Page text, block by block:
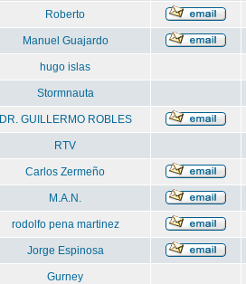
Roberto
Manuel Guajardo
hugo islas
Stormnauta
DR. GUILLERMO ROBLES
RTV
Carlos Zermeño
M.A.N.
rodolfo pena martinez
Jorge Espinosa
Gurney